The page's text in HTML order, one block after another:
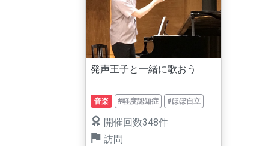
発声王子と一緒に歌おう
音楽 #軽度認知症 #ほぼ自立
開催回数348件
訪問